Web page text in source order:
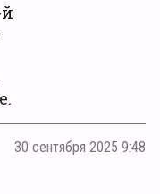
30 сентября 2025 9:48